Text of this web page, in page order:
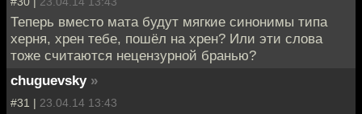
Теперь вместо мата будут мягкие синонимы типа
херня, хрен тебе, пошёл на хрен? Или эти слова
тоже считаются нецензурной бранью?
chuguevsky »
#31 | 23.04.14 13:43